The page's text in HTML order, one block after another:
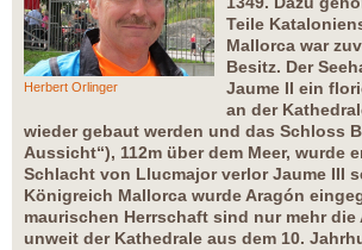
Herbert Orlinger
Teile
Mallorca war
Besitz. Der
Jaume II ein
an der
wieder gebaut werden und das Schloss
Aussicht“), 112m über dem Meer, wurde
Schlacht von Llucmajor verlor Jaume III
Königreich Mallorca wurde Aragón
maurischen Herrschaft sind nur mehr die
unweit der Kathedrale aus dem 10.